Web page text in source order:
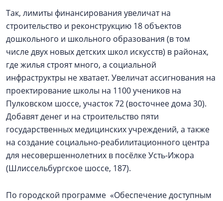
Так, лимиты финансирования увеличат на
строительство и реконструкцию 18 объектов
дошкольного и школьного образования (в том
числе двух новых детских школ искусств) в районах,
где жилья строят много, а социальной
инфраструктры не хватает. Увеличат ассигнования на
проектирование школы на 1100 учеников на
Пулковском шоссе, участок 72 (восточнее дома 30).
Добавят денег и на строительство пяти
государственных медицинских учреждений, а также
на создание социально-реабилитационного центра
для несовершеннолетних в посёлке Усть-Ижора
(Шлиссельбургское шоссе, 187).
По городской программе «Обеспечение доступным